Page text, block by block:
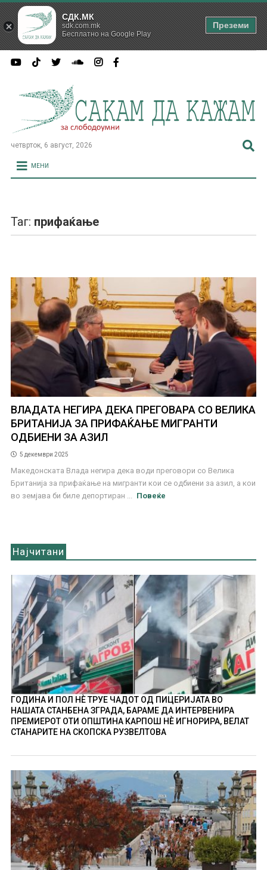
четврток, 6 август, 2026
МЕНИ
Таг: прифаќање
ВЛАДАТА НЕГИРА ДЕКА ПРЕГОВАРА СО ВЕЛИКА
БРИТАНИЈА ЗА ПРИФАЌАЊЕ МИГРАНТИ
ОДБИЕНИ ЗА АЗИЛ
5 декември 2025
Македонската Влада негира дека води преговори со Велика
Британија за прифаќање на мигранти кои се одбиени за азил, а кои
во земјава би биле депортиран ...
Повеќе
Најчитани
ГОДИНА И ПОЛ НÈ ТРУЕ ЧАДОТ ОД ПИЦЕРИЈАТА ВО
НАШАТА СТАНБЕНА ЗГРАДА, БАРАМЕ ДА ИНТЕРВЕНИРА
ПРЕМИЕРОТ ОТИ ОПШТИНА КАРПОШ НÈ ИГНОРИРА, ВЕЛАТ
СТАНАРИТЕ НА СКОПСКА РУЗВЕЛТОВА
СДК.МК
sdk.com.mk
Бесплатно на Google Play
Преземи